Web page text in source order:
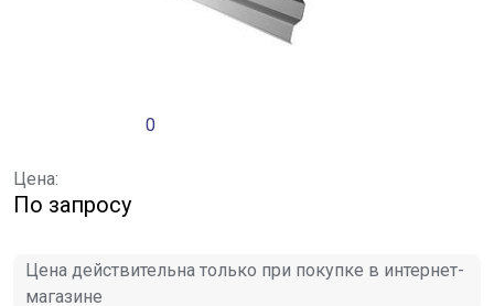
0
Цена:
По запросу
Цена действительна только при покупке в интернет-
магазине